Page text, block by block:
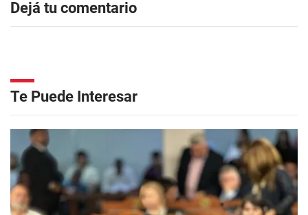
Dejá tu comentario
Te Puede Interesar